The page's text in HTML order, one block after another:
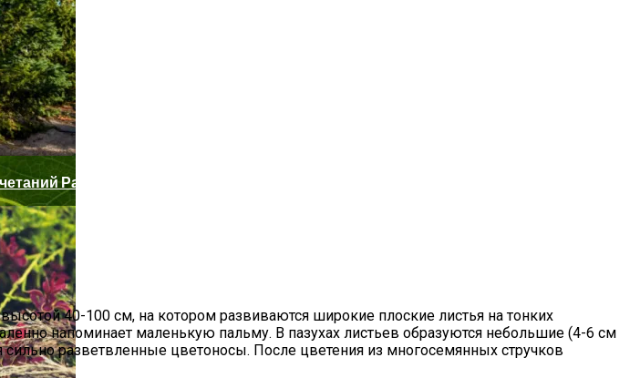
Растений
40-100 см, на котором развиваются широкие плоские листья на тонких
напоминает маленькую пальму. В пазухах листьев образуются небольшие (4-6 см
разветвленные цветоносы. После цветения из многосемянных стручков